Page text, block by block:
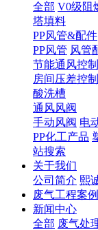
全部 V0级阻
塔填料
PP风管&配件
PP风管 风管
节能通风控
房间压差控
酸洗槽
通风风阀
手动风阀 电
PP化工产品
站搜索
关于我们
公司简介 熙
废气工程案例
新闻中心
全部 废气处